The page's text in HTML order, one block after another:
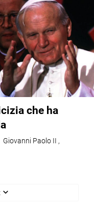
che ha
Paolo II ,